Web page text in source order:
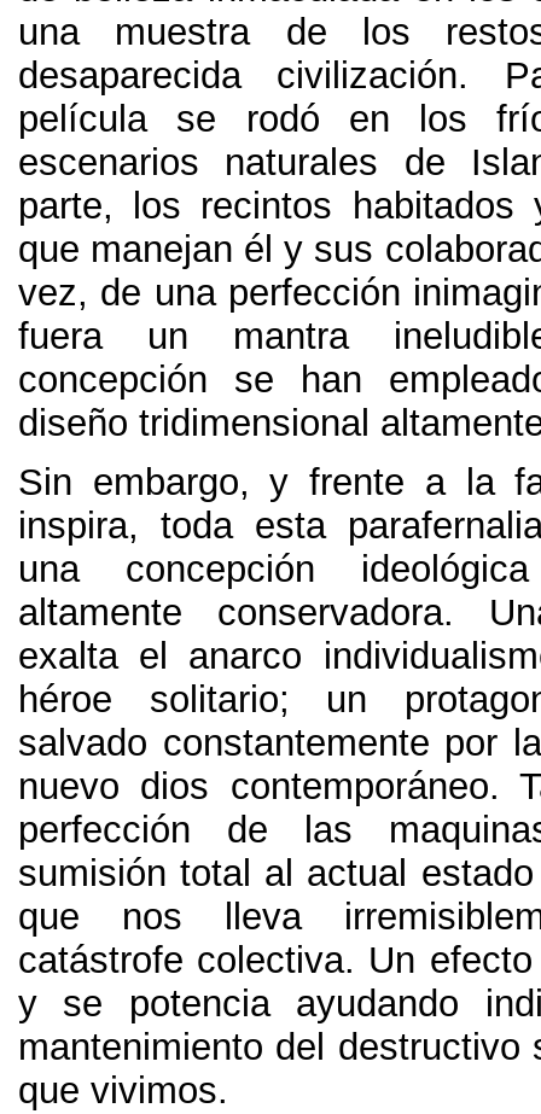
una muestra de los
desaparecida civilización.
película se rodó en los
escenarios naturales de
parte,
los recintos habitados
que manejan él y sus
vez, de una perfección
fuera un mantra
concepción se han
diseño tridimensional
Sin embargo,y frente a la
inspira, toda esta
una concepción
altamente conservadora.
exalta el anarco
héroe solitario; un
salvado constantemente por
nuevo dios contemporáneo.
perfección de las
sumisión total al actual
que nos lleva
catástrofe colectiva. Un
y se potencia ayudando
mantenimiento del destructivo
que vivimos.